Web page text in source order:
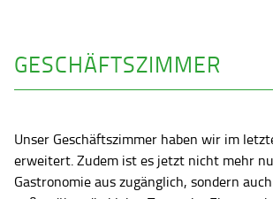
GESCHÄFTSZIMMER
Unser Geschäftszimmer haben wir im
erweitert. Zudem ist es jetzt nicht mehr
Gastronomie aus zugänglich, sondern